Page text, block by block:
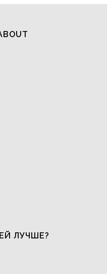
ЛУЧШЕ?